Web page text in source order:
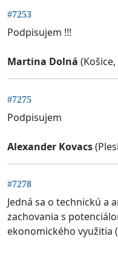
#7253
Podpisujem !!!
Martina Dolná
#7275
Podpisujem
Alexander Kovacs
#7278
Jedná sa o technickú
zachovania s
ekonomického využitia